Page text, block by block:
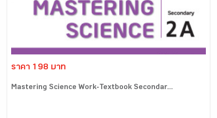
ราคา 198 บาท
Mastering Science Work-Textbook Secondar...